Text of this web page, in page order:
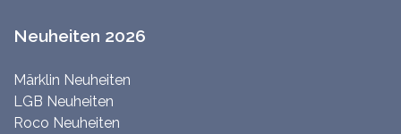
Neuheiten 2026
Märklin Neuheiten
LGB Neuheiten
Roco Neuheiten